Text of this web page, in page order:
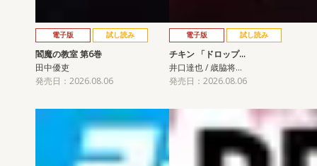
電子版 試し読み
閻魔の教室 第6巻
田中優吏
発売日：2026.08.06
電子版 試し読み
チキン 「ドロップ…
井口達也 / 歳脇将…
発売日：2026.08.06